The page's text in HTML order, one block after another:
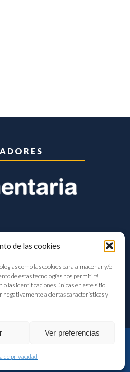
de las cookies
como las cookies para almacenar y/o
de estas tecnologías nos permitirá
las identificaciones únicas en este sitio.
a ciertas características y
Ver preferencias
de privacidad